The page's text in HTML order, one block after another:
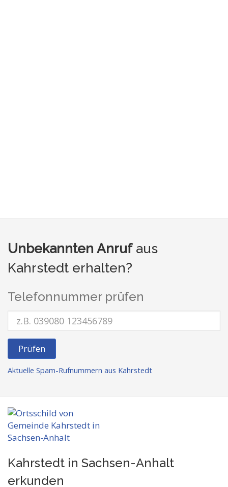
Unbekannten Anrufaus
Kahrstedt erhalten?
Telefonnummer prüfen
Prüfen
Aktuelle Spam-Rufnummern aus Kahrstedt
Kahrstedt in Sachsen-Anhalt
erkunden